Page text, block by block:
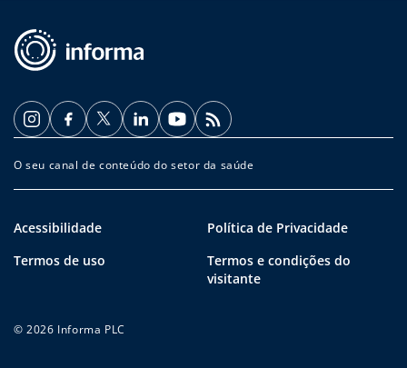
O seu canal de conteúdo do setor da saúde
Acessibilidade
Política de Privacidade
Termos de uso
Termos e condições do
visitante
© 2026 Informa PLC